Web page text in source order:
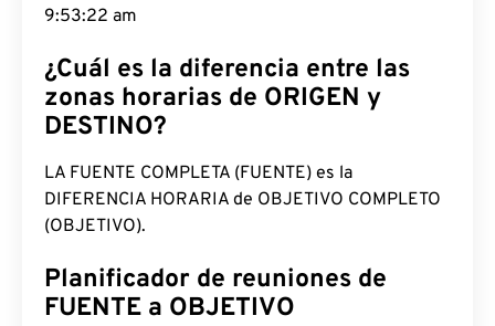
9:53:23 am
¿Cuál es la diferencia entre las
zonas horarias de ORIGEN y
DESTINO?
LA FUENTE COMPLETA (FUENTE) es la
DIFERENCIA HORARIA de OBJETIVO COMPLETO
(OBJETIVO).
Planificador de reuniones de
FUENTE a OBJETIVO